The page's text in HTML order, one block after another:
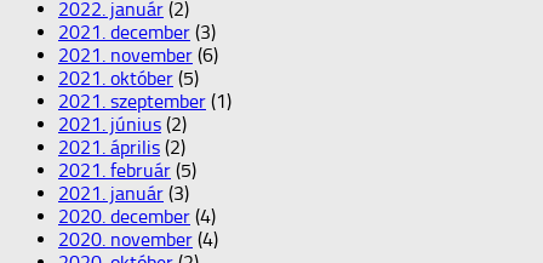
2022. január (2)
2021. december (3)
2021. november (6)
2021. október (5)
2021. szeptember (1)
2021. június (2)
2021. április (2)
2021. február (5)
2021. január (3)
2020. december (4)
2020. november (4)